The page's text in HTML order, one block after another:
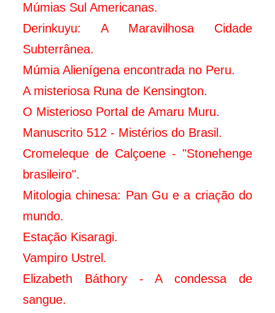
Múmias Sul Americanas.
Derinkuyu: A Maravilhosa Cidade
Subterrânea.
Múmia Alienígena encontrada no Peru.
A misteriosa Runa de Kensington.
O Misterioso Portal de Amaru Muru.
Manuscrito 512 - Mistérios do Brasil.
Cromeleque de Calçoene - "Stonehenge
brasileiro".
Mitologia chinesa: Pan Gu e a criação do
mundo.
Estação Kisaragi.
Vampiro Ustrel.
Elizabeth Báthory - A condessa de
sangue.